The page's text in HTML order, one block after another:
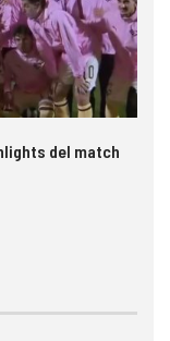
del match